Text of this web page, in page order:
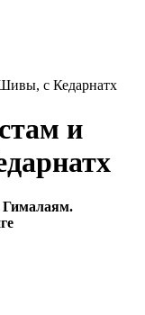
с Кедарнатх
и
Гималаям.